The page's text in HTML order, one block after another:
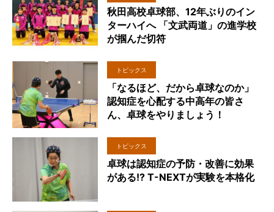
秋田高校卓球部、12年ぶりのイン
ターハイへ 「文武両道」の進学校
が掴んだ切符
トピックス
「なるほど、だから卓球なのか」
認知症を心配する中高年の皆さ
ん、卓球をやりましょう！
トピックス
卓球は認知症の予防・改善に効果
がある!? T-NEXTが実験を本格化